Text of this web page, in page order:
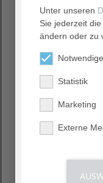
Humoriges für die
Wir laden Sie
teilzunehmen und
begrüßen.
Unter unseren
Sie jederzeit
ändern oder zu
Statistik
Marketing
Externe